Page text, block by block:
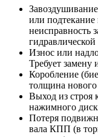
или подтекание
неисправность
Износ или
Требует замену
Коробление
толщина
Выход из строя
нажимного
Потеря
вала КПП (в